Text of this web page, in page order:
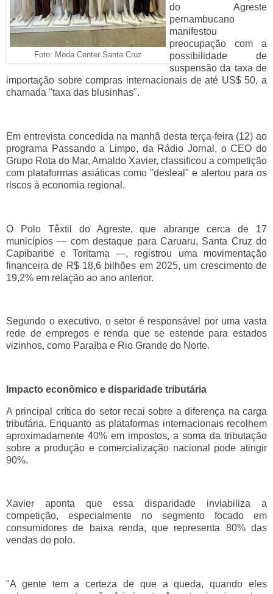
Foto: Moda Center Santa Cruz
do Agreste
pernambucano
manifestou
preocupação com a
possibilidade de
suspensão da taxa de
importação sobre compras internacionais de até US$ 50, a
chamada "taxa das blusinhas".
Em entrevista concedida na manhã desta terça-feira (12) ao
programa Passando a Limpo, da Rádio Jornal, o CEO do
Grupo Rota do Mar, Arnaldo Xavier, classificou a competição
com plataformas asiáticas como "desleal" e alertou para os
riscos à economia regional.
O Polo Têxtil do Agreste, que abrange cerca de 17
municípios — com destaque para Caruaru, Santa Cruz do
Capibaribe e Toritama —, registrou uma movimentação
financeira de R$ 18,6 bilhões em 2025, um crescimento de
19,2% em relação ao ano anterior.
Segundo o executivo, o setor é responsável por uma vasta
rede de empregos e renda que se estende para estados
vizinhos, como Paraíba e Rio Grande do Norte.
Impacto econômico e disparidade tributária
A principal crítica do setor recai sobre a diferença na carga
tributária. Enquanto as plataformas internacionais recolhem
aproximadamente 40% em impostos, a soma da tributação
sobre a produção e comercialização nacional pode atingir
90%.
Xavier aponta que essa disparidade inviabiliza a
competição, especialmente no segmento focado em
consumidores de baixa renda, que representa 80% das
vendas do polo.
"A gente tem a certeza de que a queda, quando eles